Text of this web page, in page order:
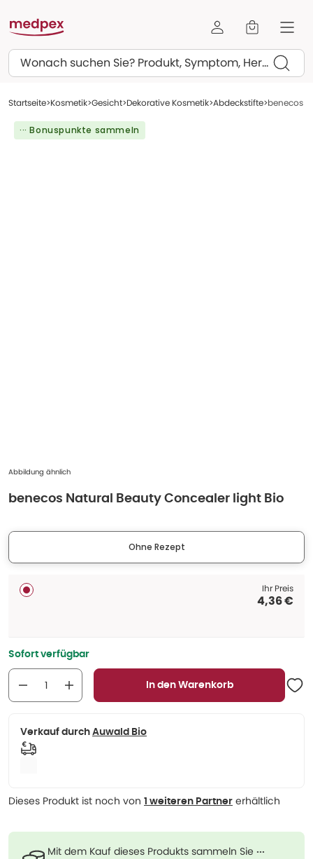
Suchen
Startseite Kosmetik Gesicht Dekorative Kosmetik Abdeckstifte benecos
··· Bonuspunkte sammeln
Abbildung ähnlich
benecos Natural Beauty Concealer light Bio
Ohne Rezept
Ihr Preis
4,36 €
Sofort verfügbar
In den Warenkorb
Verkauf durch Auwald Bio
Dieses Produkt ist noch von 1 weiteren Partner erhältlich
Mit dem Kauf dieses Produkts sammeln Sie ···